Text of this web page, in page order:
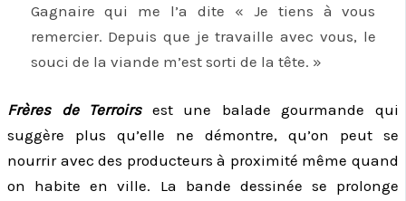
Gagnaire qui me l’a dite « Je tiens à vous
remercier. Depuis que je travaille avec vous, le
souci de la viande m’est sorti de la tête. »
Frères de Terroirs est une balade gourmande qui
suggère plus qu’elle ne démontre, qu’on peut se
nourrir avec des producteurs à proximité même quand
on habite en ville. La bande dessinée se prolonge